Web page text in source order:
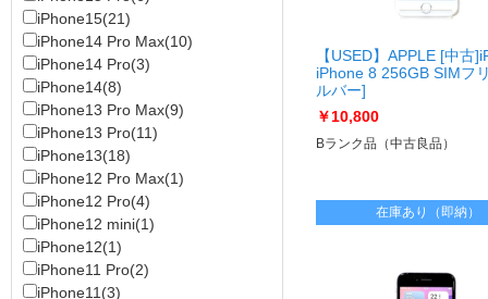
【USED】APPLE [中古
iPhone 8 256GB SIMフ
ルバー]
[USED]u060323
フリー [シルバー]
￥10,800
Bランク品（中古良品）
在庫あり（即納）
iPhone15(21)
iPhone14 Pro Max(10)
iPhone14 Pro(3)
iPhone14(8)
iPhone13 Pro Max(9)
iPhone13 Pro(11)
iPhone13(18)
iPhone12 Pro Max(1)
iPhone12 Pro(4)
iPhone12 mini(1)
iPhone12(1)
iPhone11 Pro(2)
iPhone11(3)